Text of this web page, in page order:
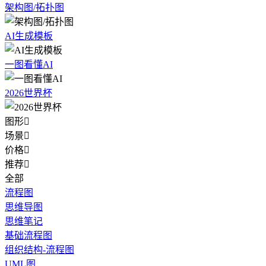
架构图/拓扑图
AI生成模板
一图看懂AI
2026世界杯
图形
场景
价格
推荐
全部
流程图
思维导图
思维笔记
基础流程图
组织结构-流程图
UML图